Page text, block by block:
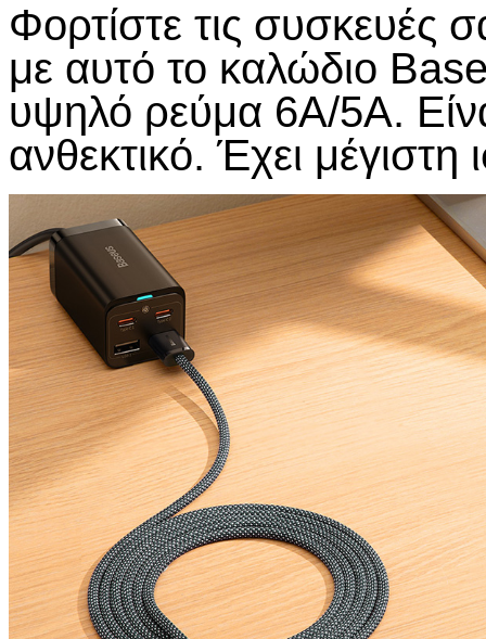
Φορτίστε τις συσκευές
με αυτό το καλώδιο
υψηλό ρεύμα 6A/5A.
ανθεκτικό. Έχει